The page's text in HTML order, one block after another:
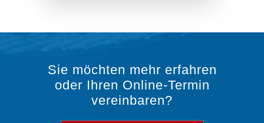
Sie möchten mehr erfahren
oder Ihren Online-Termin
vereinbaren?